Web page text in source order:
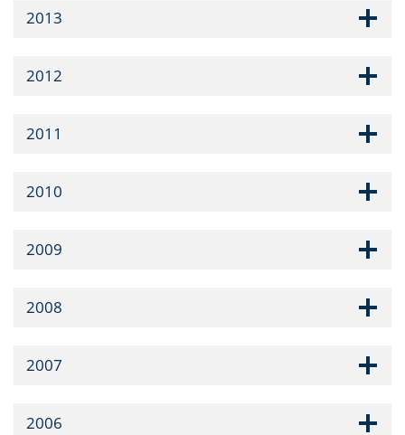
2013
2012
2011
2010
2009
2008
2007
2006